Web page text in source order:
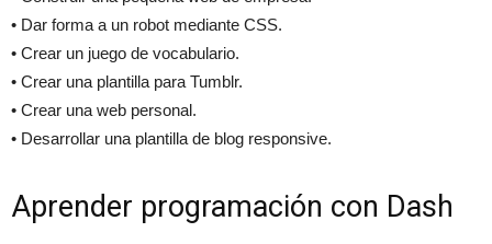
• Dar forma a un robot mediante CSS.
• Crear un juego de vocabulario.
• Crear una plantilla para Tumblr.
• Crear una web personal.
• Desarrollar una plantilla de blog responsive.
Aprender programación con Dash